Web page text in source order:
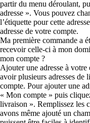
partir du menu déroulant,
adresse ». Vous pouvez
l’étiquette pour cette
adresse de votre compte.
Ma première commande a
recevoir celle-ci à mon
mon compte ?
Ajouter une adresse à
avoir plusieurs adresses de
compte. Pour ajouter une
« Mon compte » puis
livraison ». Remplissez les
avons même ajouté un